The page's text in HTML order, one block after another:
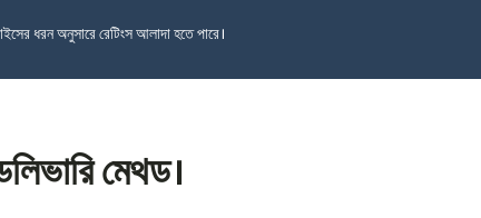
ধরন অনুসারে রেটিংস আলাদা হতে পারে।
মেথড।